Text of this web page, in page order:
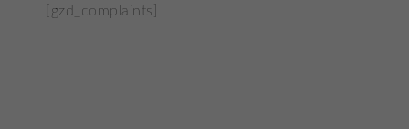
[gzd_complaints]